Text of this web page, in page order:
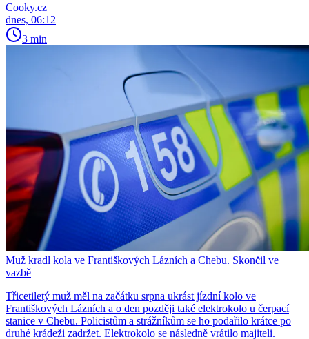
Cooky.cz
dnes, 06:12
3 min
Muž kradl kola ve Františkových Lázních a Chebu. Skončil ve
vazbě
Třicetiletý muž měl na začátku srpna ukrást jízdní kolo ve
Františkových Lázních a o den později také elektrokolo u čerpací
stanice v Chebu. Policistům a strážníkům se ho podařilo krátce po
druhé krádeži zadržet. Elektrokolo se následně vrátilo majiteli.